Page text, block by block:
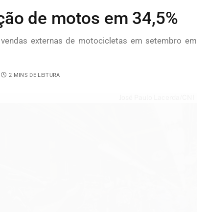
de motos em 34,5%
externas de motocicletas em setembro em
2 MINS DE LEITURA